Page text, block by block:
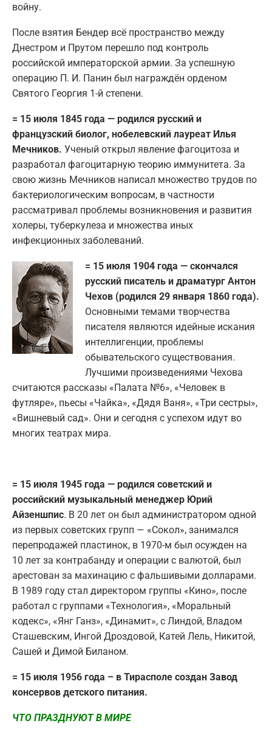
войну.
После взятия Бендер всё пространство между
Днестром и Прутом перешло под контроль
российской императорской армии. За успешную
операцию П. И. Панин был награждён орденом
Святого Георгия 1-й степени.
= 15 июля 1845 года — родился русский и
французский биолог, нобелевский лауреат Илья
Мечников. Ученый открыл явление фагоцитоза и
разработал фагоцитарную теорию иммунитета. За
свою жизнь Мечников написал множество трудов по
бактериологическим вопросам, в частности
рассматривал проблемы возникновения и развития
холеры, туберкулеза и множества иных
инфекционных заболеваний.
= 15 июля 1904 года — скончался
русский писатель и драматург Антон
Чехов (родился 29 января 1860 года).
Основными темами творчества
писателя являются идейные искания
интеллигенции, проблемы
обывательского существования.
Лучшими произведениями Чехова
считаются рассказы «Палата №6», «Человек в
футляре», пьесы «Чайка», «Дядя Ваня», «Три сестры»,
«Вишневый сад». Они и сегодня с успехом идут во
многих театрах мира.
= 15 июля 1945 года — родился советский и
российский музыкальный менеджер Юрий
Айзеншпис. В 20 лет он был администратором одной
из первых советских групп — «Сокол», занимался
перепродажей пластинок, в 1970-м был осужден на
10 лет за контрабанду и операции с валютой, был
арестован за махинацию с фальшивыми долларами.
В 1989 году стал директором группы «Кино», после
работал с группами «Технология», «Моральный
кодекс», «Янг Ганз», «Динамит», с Линдой, Владом
Сташевским, Ингой Дроздовой, Катей Лель, Никитой,
Сашей и Димой Биланом.
= 15 июля 1956 года – в Тирасполе создан Завод
консервов детского питания.
ЧТО ПРАЗДНУЮТ В МИРЕ